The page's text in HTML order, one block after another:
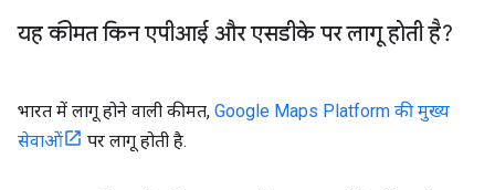
यह कीमत किन एपीआई और एसडीके पर लागू होती है?
भारत में लागू होने वाली कीमत, Google Maps Platform की मुख्य
सेवाओं
पर लागू होती है.